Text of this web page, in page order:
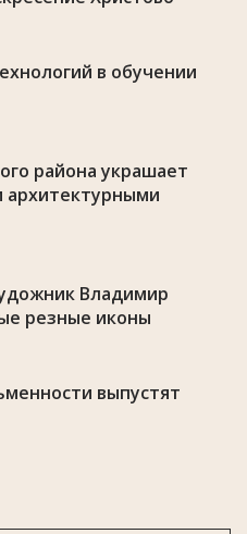
в обучении
района украшает
архитектурными
Владимир
резные иконы
выпустят